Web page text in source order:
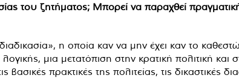
του ζητήματος; Μπορεί να παραχθεί
η οποία καν να μην έχει καν το
μια μετατόπιση στην κρατική πολιτική
βασικές πρακτικές της πολιτείας, τις δικαστικές